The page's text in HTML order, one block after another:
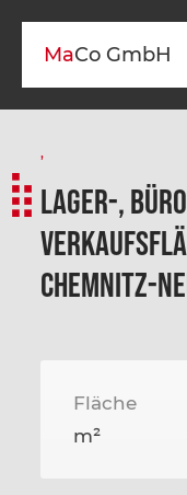
MaCo GmbH
,
Lager-,
Chemnitz-
Fläche
m²